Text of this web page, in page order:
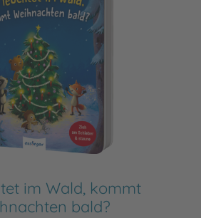
im Wald, kommt
bald?